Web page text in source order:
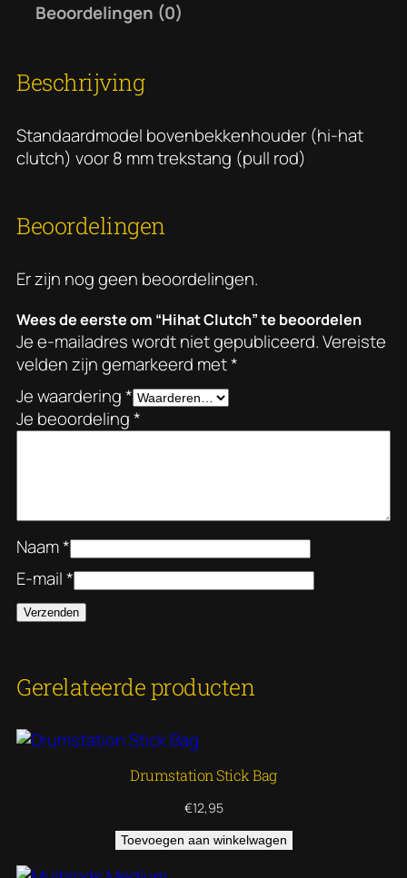
a
n
t
Beoordelingen (0)
Beschrijving
Standaardmodel bovenbekkenhouder (hi-hat
clutch) voor 8 mm trekstang (pull rod)
Beoordelingen
Er zijn nog geen beoordelingen.
Wees de eerste om “Hihat Clutch” te beoordelen
Je e-mailadres wordt niet gepubliceerd.Vereiste
velden zijn gemarkeerd met*
Je waardering*
Je beoordeling*
Naam*
E-mail*
Gerelateerde producten
Drumstation Stick Bag
€12,95
Toevoegen aan winkelwagen